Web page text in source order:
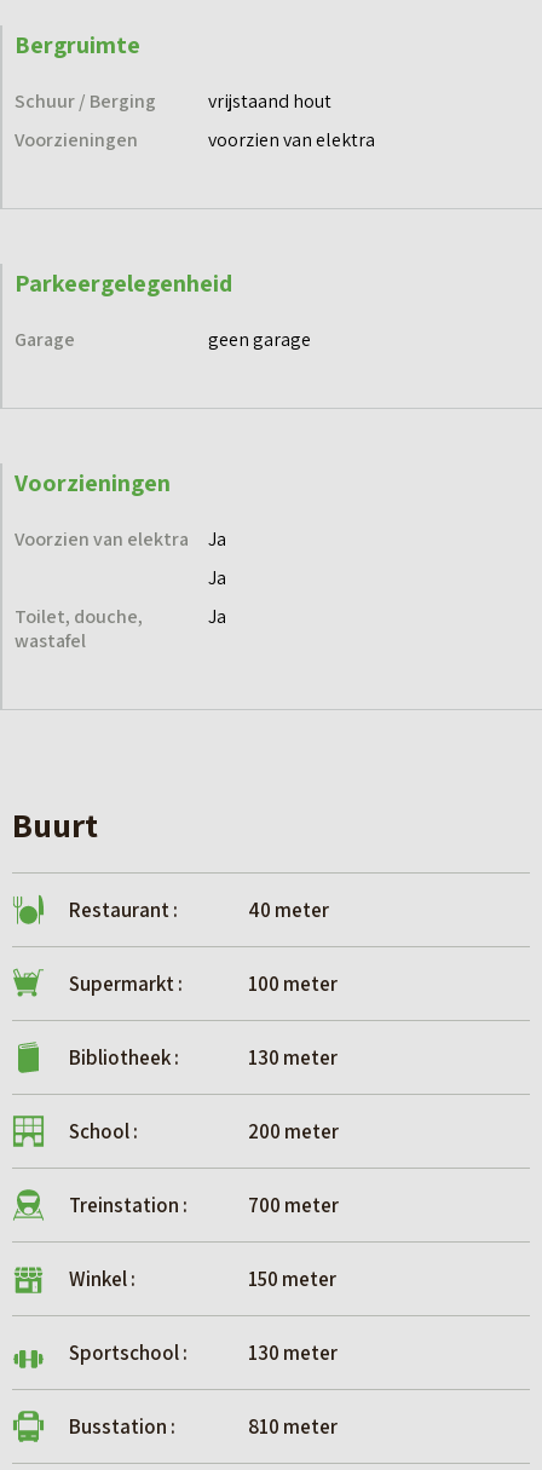
Bergruimte
Schuur / Berging
vrijstaand hout
Voorzieningen
voorzien van elektra
Parkeergelegenheid
Garage geen garage
Voorzieningen
Voorzien van elektra
Ja
Ja
Toilet, douche,
wastafel
Ja
Buurt
Restaurant : 40 meter
Supermarkt : 100 meter
Bibliotheek : 130 meter
School : 200 meter
Treinstation : 700 meter
Winkel : 150 meter
Sportschool : 130 meter
Busstation : 810 meter